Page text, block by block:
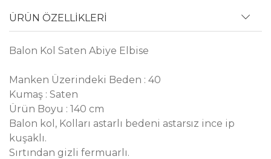
ÜRÜN ÖZELLİKLERİ
Balon Kol Saten Abiye Elbise
Manken Üzerindeki Beden : 40
Kumaş : Saten
Ürün Boyu : 140 cm
Balon kol, Kolları astarlı bedeni astarsız ince ip
kuşaklı.
Sırtından gizli fermuarlı.